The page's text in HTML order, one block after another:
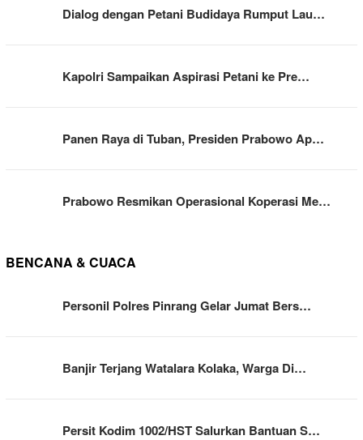
Dialog dengan Petani Budidaya Rumput Lau…
Kapolri Sampaikan Aspirasi Petani ke Pre…
Panen Raya di Tuban, Presiden Prabowo Ap…
Prabowo Resmikan Operasional Koperasi Me…
BENCANA & CUACA
Personil Polres Pinrang Gelar Jumat Bers…
Banjir Terjang Watalara Kolaka, Warga Di…
Persit Kodim 1002/HST Salurkan Bantuan S…